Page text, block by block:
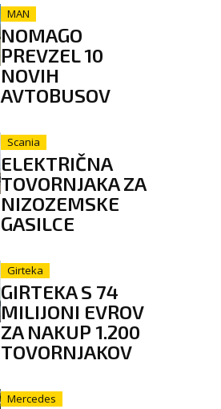
MAN
NOMAGO
PREVZEL 10
NOVIH
AVTOBUSOV
Scania
ELEKTRIČNA
TOVORNJAKA ZA
NIZOZEMSKE
GASILCE
Girteka
GIRTEKA S 74
MILIJONI EVROV
ZA NAKUP 1.200
TOVORNJAKOV
Mercedes